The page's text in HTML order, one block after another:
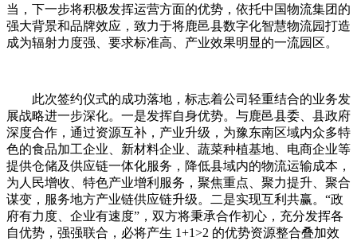
当，下一步将积极发挥运营方面的优势，依托中国物流集团的
强大背景和品牌效应，致力于将鹿邑县数字化智慧物流园打造
成为辐射力度强、要求标准高、产业效果明显的一流园区。
此次签约仪式的成功落地，标志着公司轻重结合的业务发
展战略进一步深化。一是发挥自身优势。与鹿邑县委、县政府
深度合作，通过资源互补，产业升级，为豫东南区域内众多特
色的食品加工企业、新材料企业、蔬菜种植基地、电商企业等
提供仓储及供应链一体化服务，降低县域内的物流运输成本，
为人民增收、特色产业增利服务，聚焦重点、聚力提升、聚合
谋变，服务地方产业链供应链升级。二是实现互利共赢。“政
府有力度、企业有速度”，双方将秉承合作初心，充分发挥各
自优势，强强联合，必将产生 1+1>2 的优势资源整合叠加效